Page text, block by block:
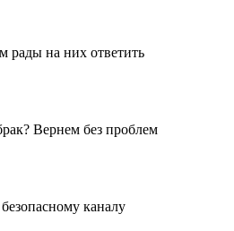
рады на них ответить
Вернем без проблем
каналу